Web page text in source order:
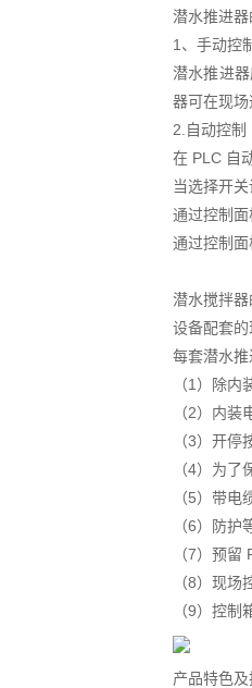
潜水推进
1、手动控
潜水推进
器可在现
2.自动控制
在 PLC 自
当选择开
通过控制
通过控制
潜水搅拌
设备配套
每套潜水
（1）除
（2）内
（3）开
（4）为
（5）带电
（6）防护
（7）预
（8）现
（9）控
产品特色